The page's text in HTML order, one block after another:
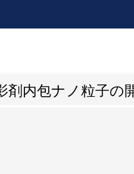
剤内包ナノ粒子の